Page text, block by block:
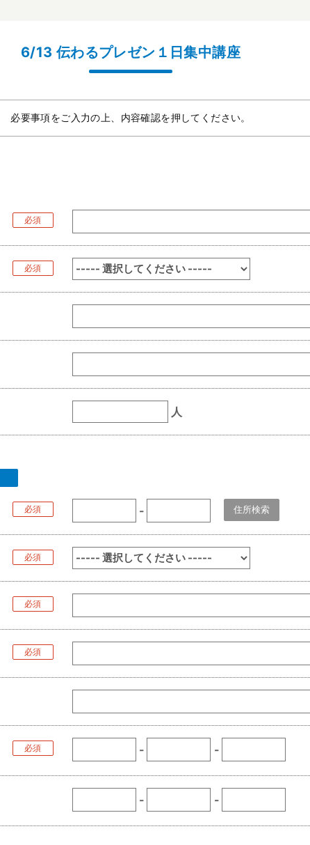
6/13 伝わるプレゼン１日集中講座
必要事項をご入力の上、内容確認を押してください。
必須
必須
人
必須 -
必須
必須
必須
必須 - -
- -